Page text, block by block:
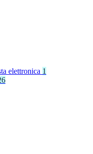
elettronica 1